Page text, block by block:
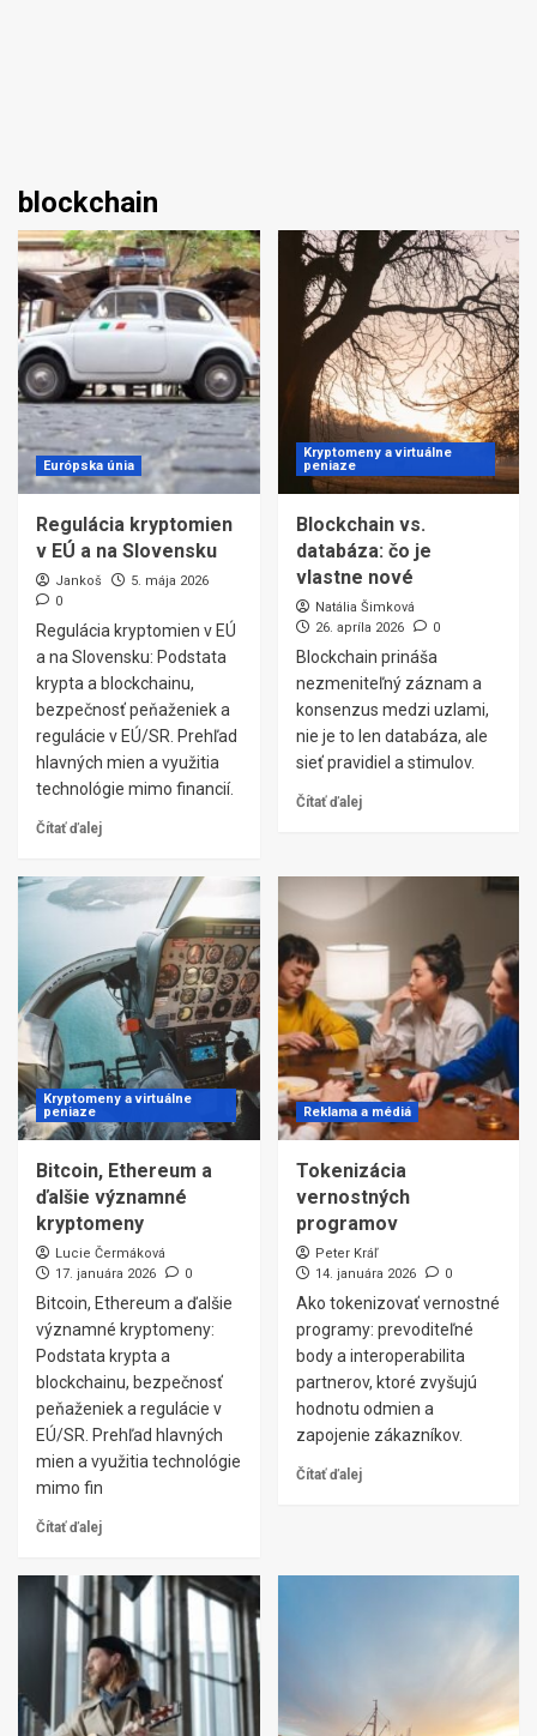
blockchain
Európska únia
Regulácia kryptomien
v EÚ a na Slovensku
Jankoš
5. mája 2026
0
Regulácia kryptomien v EÚ
a na Slovensku: Podstata
krypta a blockchainu,
bezpečnosť peňaženiek a
regulácie v EÚ/SR. Prehľad
hlavných mien a využitia
technológie mimo financií.
Čítať ďalej
Kryptomeny a virtuálne
peniaze
Blockchain vs.
databáza: čo je
vlastne nové
Natália Šimková
26. apríla 2026
0
Blockchain prináša
nezmeniteľný záznam a
konsenzus medzi uzlami,
nie je to len databáza, ale
sieť pravidiel a stimulov.
Čítať ďalej
Kryptomeny a virtuálne
peniaze
Bitcoin, Ethereum a
ďalšie významné
kryptomeny
Lucie Čermáková
17. januára 2026
0
Bitcoin, Ethereum a ďalšie
významné kryptomeny:
Podstata krypta a
blockchainu, bezpečnosť
peňaženiek a regulácie v
EÚ/SR. Prehľad hlavných
mien a využitia technológie
mimo fin
Čítať ďalej
Reklama a médiá
Tokenizácia
vernostných
programov
Peter Kráľ
14. januára 2026
0
Ako tokenizovať vernostné
programy: prevoditeľné
body a interoperabilita
partnerov, ktoré zvyšujú
hodnotu odmien a
zapojenie zákazníkov.
Čítať ďalej